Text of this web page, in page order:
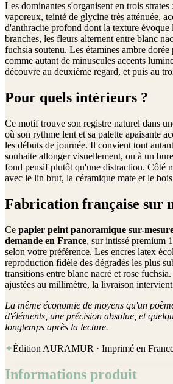
Les dominantes s'organisent en trois
vaporeux, teinté de glycine très atténuée,
d'anthracite profond dont la texture évoque
branches, les fleurs alternent entre blanc
fuchsia soutenu. Les étamines ambre
comme autant de minuscules accents
découvre au deuxième regard, et puis au
Pour quels intérieurs ?
Ce motif trouve son registre naturel dans
où son rythme lent et sa palette apaisante
les débuts de journée. Il convient tout
souhaite allonger visuellement, ou à un
fond pensif plutôt qu'une distraction. Côté
avec le lin brut, la céramique mate et le
Fabrication française sur
Ce papier peint panoramique sur-
demande en France, sur intissé premium
selon votre préférence. Les encres latex
reproduction fidèle des dégradés les plus
transitions entre blanc nacré et rose
ajustées au millimètre, la livraison
La même économie de moyens qu'un
d'éléments, une précision absolue, et
longtemps après la lecture.
✦Édition AURAMUR · Imprimé en
Informations produit